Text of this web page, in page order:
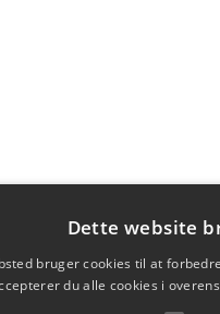
Dette website
bruger cookies til at
du alle cookies i